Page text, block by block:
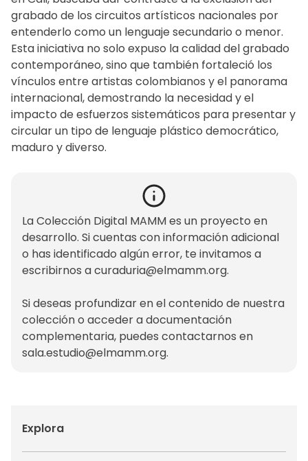
grabado de los circuitos artísticos nacionales por
entenderlo como un lenguaje secundario o menor.
Esta iniciativa no solo expuso la calidad del grabado
contemporáneo, sino que también fortaleció los
vínculos entre artistas colombianos y el panorama
internacional, demostrando la necesidad y el
impacto de esfuerzos sistemáticos para presentar y
circular un tipo de lenguaje plástico democrático,
maduro y diverso.
La Colección Digital MAMM es un proyecto en
desarrollo. Si cuentas con información adicional
o has identificado algún error, te invitamos a
escribirnos acuraduria@elmamm.org.
Si deseas profundizar en el contenido de nuestra
colección o acceder a documentación
complementaria, puedes contactarnos en
sala.estudio@elmamm.org.
Explora